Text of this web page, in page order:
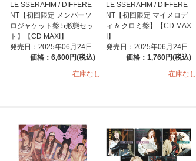
LE SSERAFIM / DIFFERE
NT【初回限定 メンバーソ
ロジャケット盤 5形態セッ
ト】【CD MAXI】
発売日：2025年06月24日
価格：6,600円(税込)
在庫なし
LE SSERAFIM / DIFFERE
NT【初回限定 マイメロデ
ィ & クロミ盤】【CD MAX
I】
発売日：2025年06月24日
価格：1,760円(税込)
在庫なし